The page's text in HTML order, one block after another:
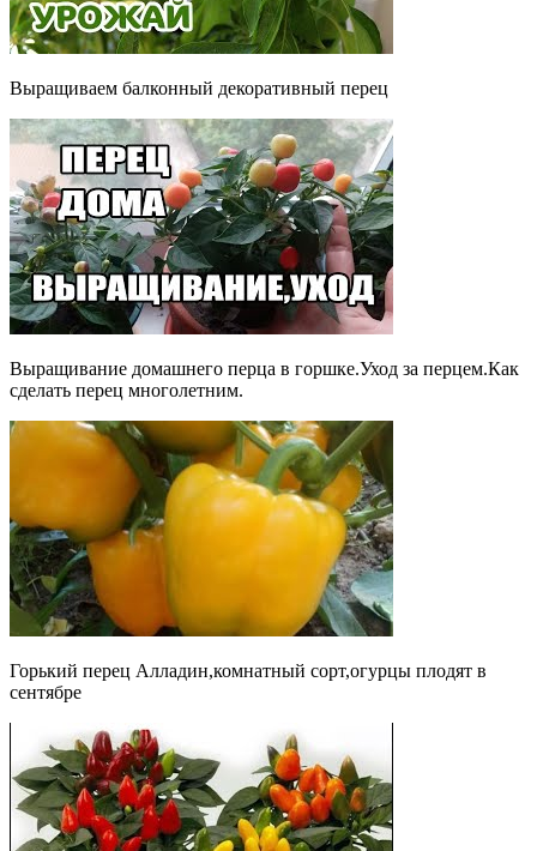
Выращиваем балконный декоративный перец
Выращивание домашнего перца в горшке.Уход за перцем.Как
сделать перец многолетним.
Горький перец Алладин,комнатный сорт,огурцы плодят в
сентябре